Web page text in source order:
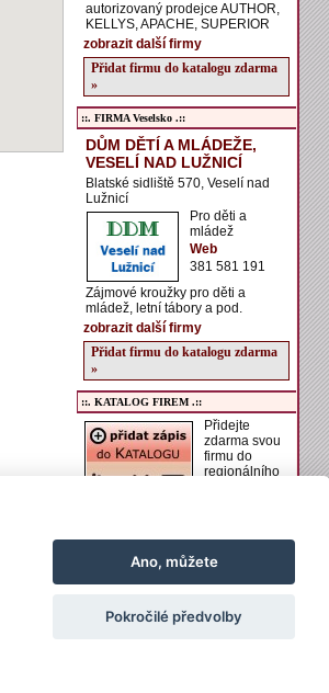
autorizovaný prodejce AUTHOR,
KELLYS, APACHE, SUPERIOR
zobrazit další firmy
Přidat firmu do katalogu zdarma
»
::. FIRMA Veselsko .::
DŮM DĚTÍ A MLÁDEŽE,
VESELÍ NAD LUŽNICÍ
Blatské sidliště 570, Veselí nad
Lužnicí
Pro děti a
mládež
Web
381 581 191
Zájmové kroužky pro děti a
mládež, letní tábory a pod.
zobrazit další firmy
Přidat firmu do katalogu zdarma
»
::. KATALOG FIREM .::
Přidejte
zdarma svou
firmu do
regionálního
regionu, vkládání obrázků a
Přidat firmu do katalogu zdarma
Ano, můžete
Pokročilé předvolby